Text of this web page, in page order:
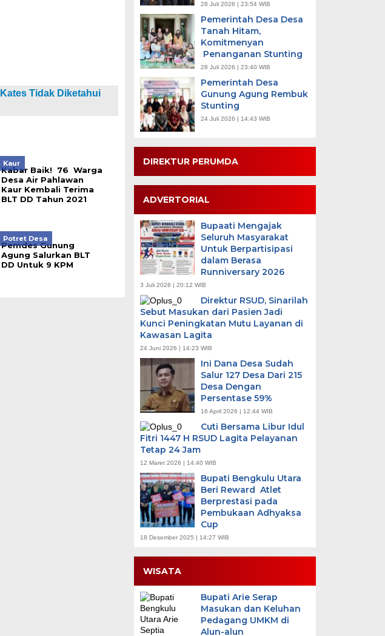
Tidak Diketahui
Kaur
Kabar Baik! 76 Warga
Desa Air Pahlawan
Kaur Kembali Terima
BLT DD Tahun 2021
Potret Desa
Pemdes Gunung
Agung Salurkan BLT
DD Untuk 9 KPM
28 Juli 2026 | 23:54 WIB
Pemerintah Desa Desa
Tanah Hitam,
Komitmenyan
Penanganan Stunting
28 Juli 2026 | 23:40 WIB
Pemerintah Desa
Gunung Agung Rembuk
Stunting
24 Juli 2026 | 14:43 WIB
DIREKTUR PERUMDA
ADVERTORIAL
Bupaati Mengajak
Seluruh Masyarakat
Untuk Berpartisipasi
dalam Berasa
Runniversary 2026
3 Juli 2026 | 20:12 WIB
Direktur RSUD, Sinarilah
Sebut Masukan dari Pasien Jadi
Kunci Peningkatan Mutu Layanan di
Kawasan Lagita
24 Juni 2026 | 14:23 WIB
Ini Dana Desa Sudah
Salur 127 Desa Dari 215
Desa Dengan
Persentase 59%
16 April 2026 | 12:44 WIB
Cuti Bersama Libur Idul
Fitri 1447 H RSUD Lagita Pelayanan
Tetap 24 Jam
12 Maret 2026 | 14:40 WIB
Bupati Bengkulu Utara
Beri Reward Atlet
Berprestasi pada
Pembukaan Adhyaksa
Cup
18 Desember 2025 | 14:27 WIB
WISATA
Bupati Arie Serap
Masukan dan Keluhan
Pedagang UMKM di
Alun-alun